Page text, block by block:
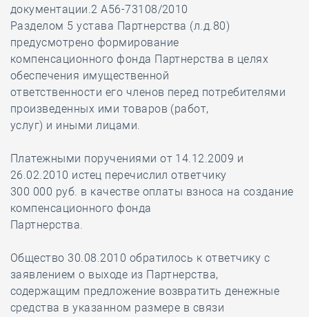
документации.2 А56-73108/2010
Разделом 5 устава Партнерства (л.д.80)
предусмотрено формирование
компенсационного фонда Партнерства в целях
обеспечения имущественной
ответственности его членов перед потребителями
произведенных ими товаров (работ,
услуг) и иными лицами.
Платежными поручениями от 14.12.2009 и
26.02.2010 истец перечислил ответчику
300 000 руб. в качестве оплаты взноса на создание
компенсационного фонда
Партнерства.
Общество 30.08.2010 обратилось к ответчику с
заявлением о выходе из Партнерства,
содержащим предложение возвратить денежные
средства в указанном размере в связи